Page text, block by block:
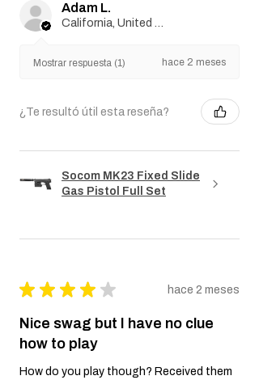
Adam L.
California, United States
Mostrar respuesta (1) hace 2 meses
¿Te resultó útil esta reseña?
Socom MK23 Fixed Slide
Gas Pistol Full Set
★ ★ ★ ★ ★ hace 2 meses
Nice swag but I have no clue
how to play
How do you play though? Received them